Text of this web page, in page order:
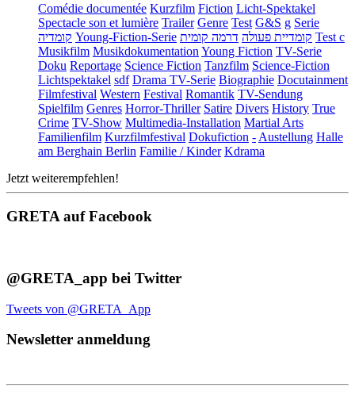
Comédie documentée Kurzfilm Fiction Licht-Spektakel
Spectacle son et lumière Trailer Genre Test G&S g Serie
קומדיה Young-Fiction-Serie קומדיית פעולה דרמה קומית
Test c
Musikfilm Musikdokumentation Young Fiction TV-Serie
Doku Reportage Science Fiction Tanzfilm Science-Fiction
Lichtspektakel sdf Drama TV-Serie Biographie Docutainment
Filmfestival Western Festival Romantik TV-Sendung
Spielfilm Genres Horror-Thriller Satire Divers History True
Crime TV-Show Multimedia-Installation Martial Arts
Familienfilm Kurzfilmfestival Dokufiction - Austellung Halle
am Berghain Berlin Familie / Kinder Kdrama
Jetzt weiterempfehlen!
GRETA auf Facebook
@GRETA_app bei Twitter
Tweets von @GRETA_App
Newsletter anmeldung